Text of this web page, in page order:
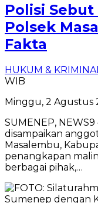
Polisi
Polsek
Fakta
HUKUM & KRIMINAL
WIB
Minggu, 2 Agustus
SUMENEP,
disampaikan
Masalembu,
penangkapan
berbagai pihak,…